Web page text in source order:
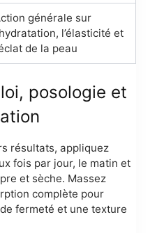
générale sur
l’élasticité et
de la peau
posologie et
résultats, appliquez
fois par jour, le matin et
et sèche. Massez
complète pour
fermeté et une texture